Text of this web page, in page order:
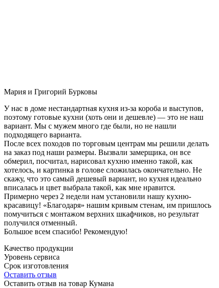
Мария и Григорий Бурковы
У нас в доме нестандартная кухня из-за короба и выступов,
поэтому готовые кухни (хоть они и дешевле) — это не наш
вариант. Мы с мужем много где были, но не нашли
подходящего варианта.
После всех походов по торговым центрам мы решили делать
на заказ под наши размеры. Вызвали замерщика, он все
обмерил, посчитал, нарисовал кухню именно такой, как
хотелось, и картинка в голове сложилась окончательно. Не
скажу, что это самый дешевый вариант, но кухня идеально
вписалась и цвет выбрала такой, как мне нравится.
Примерно через 2 недели нам установили нашу кухню-
красавицу! «Благодаря» нашим кривым стенам, им пришлось
помучиться с монтажом верхних шкафчиков, но результат
получился отменный.
Большое всем спасибо! Рекомендую!
Качество продукции
Уровень сервиса
Срок изготовления
Оставить отзыв
Оставить отзыв на товар Кумана